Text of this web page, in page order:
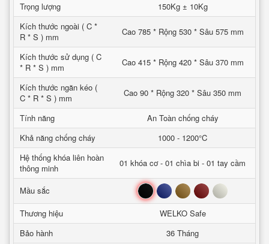
Trọng lượng
150Kg ± 10Kg
Kích thước ngoài ( C *
R * S ) mm
Cao 785 * Rộng 530 * Sâu 575 mm
Kích thước sử dụng ( C
* R * S ) mm
Cao 415 * Rộng 420 * Sâu 370 mm
Kích thước ngăn kéo (
C * R * S ) mm
Cao 90 * Rộng 320 * Sâu 350 mm
Tính năng
An Toàn chống cháy
Khả năng chống cháy
1000 - 1200°C
Hệ thống khóa liên hoàn
thông minh
01 khóa cơ - 01 chìa bi - 01 tay cầm
Mầu sắc Đen Xanh Nâu Đỏ Trắng
Thương hiệu
WELKO Safe
Bảo hành
36 Tháng